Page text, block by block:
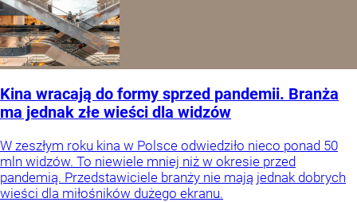
Kina wracają do formy sprzed pandemii. Branża
ma jednak złe wieści dla widzów
W zeszłym roku kina w Polsce odwiedziło nieco ponad 50
mln widzów. To niewiele mniej niż w okresie przed
pandemią. Przedstawiciele branży nie mają jednak dobrych
wieści dla miłośników dużego ekranu.